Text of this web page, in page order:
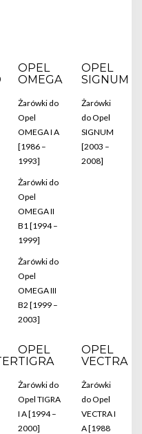
OPEL
OMEGA
Żarówki do
Opel
OMEGA I A
[1986 –
1993]
Żarówki do
Opel
OMEGA II
B1 [1994 –
1999]
Żarówki do
Opel
OMEGA III
B2 [1999 –
2003]
OPEL
SIGNUM
Żarówki
do Opel
SIGNUM
[2003 –
2008]
OPEL
TIGRA
Żarówki do
Opel TIGRA
I A [1994 –
2000]
OPEL
VECTRA
Żarówki
do Opel
VECTRA I
A [1988